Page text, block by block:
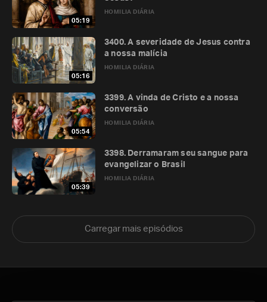
05:19
HOMILIA DIÁRIA
05:16
HOMILIA DIÁRIA
3400. A severidade de Jesus contra
a nossa malícia
05:54
HOMILIA DIÁRIA
3399. A vinda de Cristo e a nossa
conversão
05:39
HOMILIA DIÁRIA
3398. Derramaram seu sangue para
evangelizar o Brasil
Carregar mais episódios